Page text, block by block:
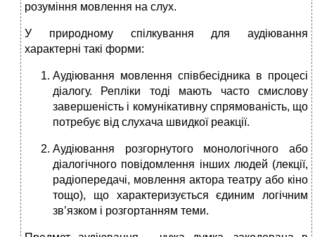
розуміння мовлення на слух.
У природному спілкування для аудіювання
характерні такі форми:
Аудіювання мовлення співбесідника в процесі
діалогу. Репліки тоді мають часто смислову
завершеність і комунікативну спрямованість, що
потребує від слухача швидкої реакції.
Аудіювання розгорнутого монологічного або
діалогічного повідомлення інших людей (лекції,
радіопередачі, мовлення актора театру або кіно
тощо), що характеризується єдиним логічним
зв’язком і розгортанням теми.